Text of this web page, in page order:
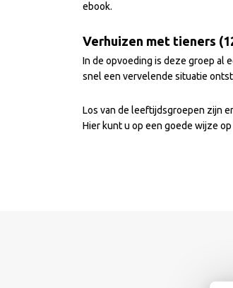
ebook.
Verhuizen met tieners
In de opvoeding is deze groep al
snel een vervelende situatie
Los van de leeftijdsgroepen zijn
Hier kunt u op een goede wijze